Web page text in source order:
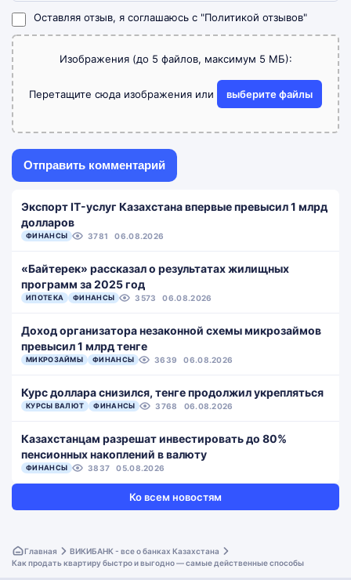
Оставляя отзыв, я соглашаюсь с "Политикой отзывов"
Изображения (до 5 файлов, максимум 5 МБ):
Перетащите сюда изображения или выберите файлы
Экспорт IT-услуг Казахстана впервые превысил 1 млрд
долларов
ФИНАНСЫ 3781 06.08.2026
«Байтерек» рассказал о результатах жилищных
программ за 2025 год
ИПОТЕКА ФИНАНСЫ 3573 06.08.2026
Доход организатора незаконной схемы микрозаймов
превысил 1 млрд тенге
МИКРОЗАЙМЫ ФИНАНСЫ 3639 06.08.2026
Курс доллара снизился, тенге продолжил укрепляться
КУРСЫ ВАЛЮТ ФИНАНСЫ 3768 06.08.2026
Казахстанцам разрешат инвестировать до 80%
пенсионных накоплений в валюту
ФИНАНСЫ 3837 05.08.2026
Ко всем новостям
Главная
ВИКИБАНК - все о банках Казахстана
Как продать квартиру быстро и выгодно — самые действенные способы